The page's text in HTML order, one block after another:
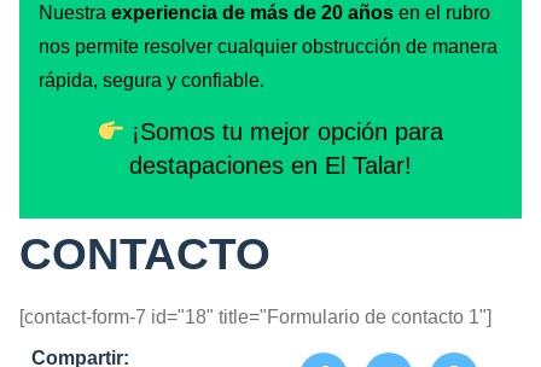
Nuestra experiencia de más de 20 años en el rubro
nos permite resolver cualquier obstrucción de manera
rápida, segura y confiable.
¡Somos tu mejor opción para
destapaciones en El Talar!
CONTACTO
[contact-form-7 id="18" title="Formulario de contacto 1"]
Compartir: